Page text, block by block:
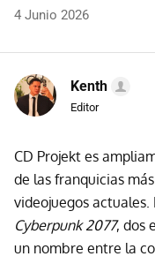
4 Junio 2026
Kenth
Editor
CD Projekt es
de las franquicias
videojuegos actuales.
Cyberpunk 2077, dos
un nombre entre la